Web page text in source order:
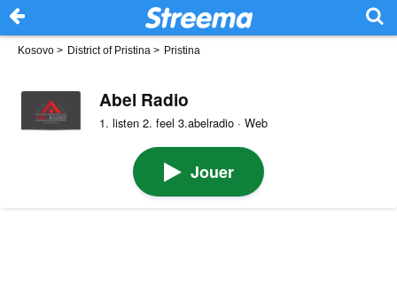
Kosovo > District of Pristina > Pristina
Abel Radio
1. listen 2. feel 3.abelradio · Web
Jouer